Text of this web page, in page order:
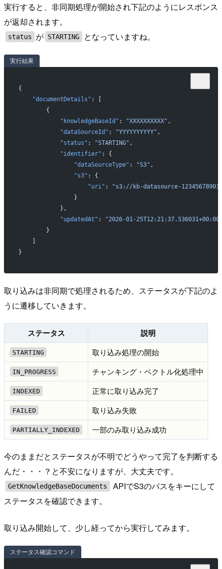
実行すると、非同期処理が開始され下記のようにレスポンス
が返却されます。
status が STARTING となっていますね。
実行結果
{
    "documentDetails"
: [
        {
            "knowledgeBaseId"
: "XXXXXXXXXX" ,
            "dataSourceId"
: "YYYYYYYYYY" ,
            "status"
: "STARTING" ,
            "identifier"
: {
                "dataSourceType"
: "S3" ,
                "s3"
: {
                    "uri"
:
"s3://kb-datasource-
                }
            },
            "updatedAt"
:
"2026-01-
        }
    ]
}
取り込みは非同期で処理されるため、ステータスが下記のよ
うに遷移していきます。
ステータス 説明
STARTING 取り込み処理の開始
IN_PROGRESS チャンキング・ベクトル化処理中
INDEXED 正常に取り込み完了
FAILED 取り込み失敗
PARTIALLY_INDEXED 一部のみ取り込み成功
今のままだとステータスが不明でどうやって完了を判断する
んだ・・・？と不安になりますが、大丈夫です。
GetKnowledgeBaseDocuments
APIでS3のパスをキーにして
ステータスを確認できます。
取り込み開始して、少し経ってから実行してみます。
ステータス確認コマンド